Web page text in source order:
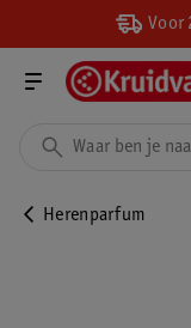
Voor
Herenparfum